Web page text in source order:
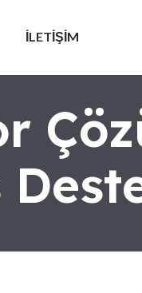
İLETİŞİM